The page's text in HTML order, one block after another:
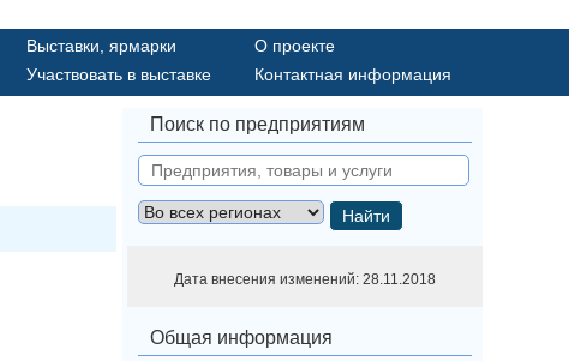
Выставки, ярмарки
О проекте
Участвовать в выставке Контактная информация
Поиск по предприятиям
Найти
Дата внесения изменений: 28.11.2018
Общая информация